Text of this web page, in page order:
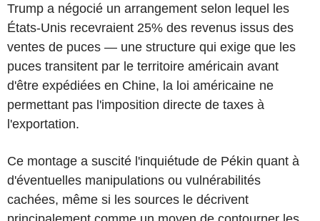
Trump a négocié un arrangement selon lequel les
États-Unis recevraient 25% des revenus issus des
ventes de puces — une structure qui exige que les
puces transitent par le territoire américain avant
d'être expédiées en Chine, la loi américaine ne
permettant pas l'imposition directe de taxes à
l'exportation.
Ce montage a suscité l'inquiétude de Pékin quant à
d'éventuelles manipulations ou vulnérabilités
cachées, même si les sources le décrivent